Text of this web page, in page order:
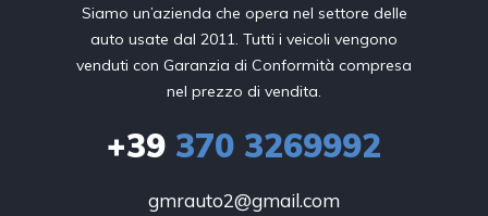
Siamo un’azienda che opera nel settore delle
auto usate dal 2011. Tutti i veicoli vengono
venduti con Garanzia di Conformità compresa
nel prezzo di vendita.
+39 370 3269992
gmrauto2@gmail.com